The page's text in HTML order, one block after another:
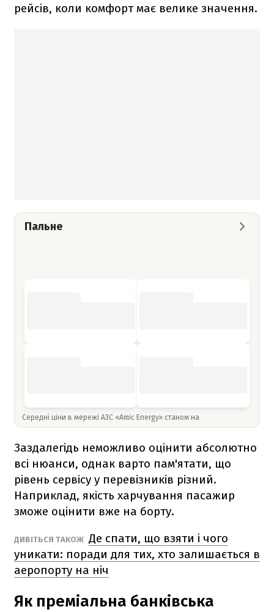
рейсів, коли комфорт має велике значення.
Пальне
Середні ціни в мережі АЗС «Amic Energy» станом на
Заздалегідь неможливо оцінити абсолютно
всі нюанси, однак варто пам'ятати, що
рівень сервісу у перевізників різний.
Наприклад, якість харчування пасажир
зможе оцінити вже на борту.
ДИВІТЬСЯ ТАКОЖ Де спати, що взяти і чого
уникати: поради для тих, хто залишається в
аеропорту на ніч
Як преміальна банківська